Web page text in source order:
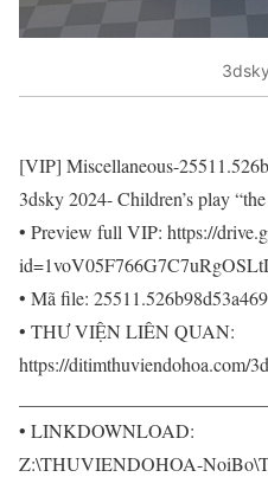
[VIP] Miscellaneous-
3dsky 2024- Children’s play
• Preview full VIP: https://
• Mã file: 25511.526b98d53a469
• THƯ VIỆN LIÊN QUAN:
https://ditimthuviendohoa.com/
• LINKDOWNLOAD:
Z:\THUVIENDOHOA-